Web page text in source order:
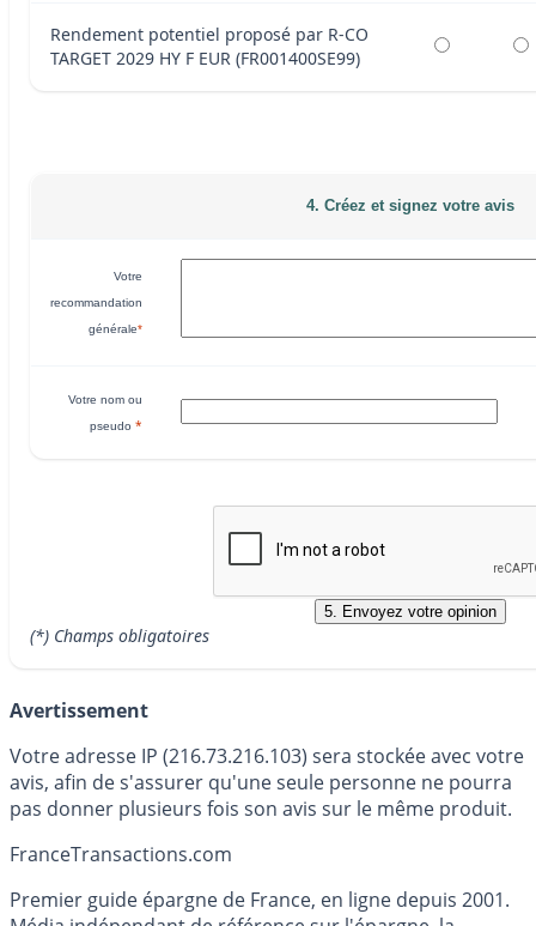
Rendement potentiel proposé par R-CO
TARGET 2029 HY F EUR (FR001400SE99)
4. Créez et signez votre avis
Votre
recommandation
générale*
Votre nom ou
pseudo *
(*) Champs obligatoires
Avertissement
Votre adresse IP (216.73.216.103) sera stockée avec votre
avis, afin de s'assurer qu'une seule personne ne pourra
pas donner plusieurs fois son avis sur le même produit.
FranceTransactions.com
Premier guide épargne de France, en ligne depuis 2001.